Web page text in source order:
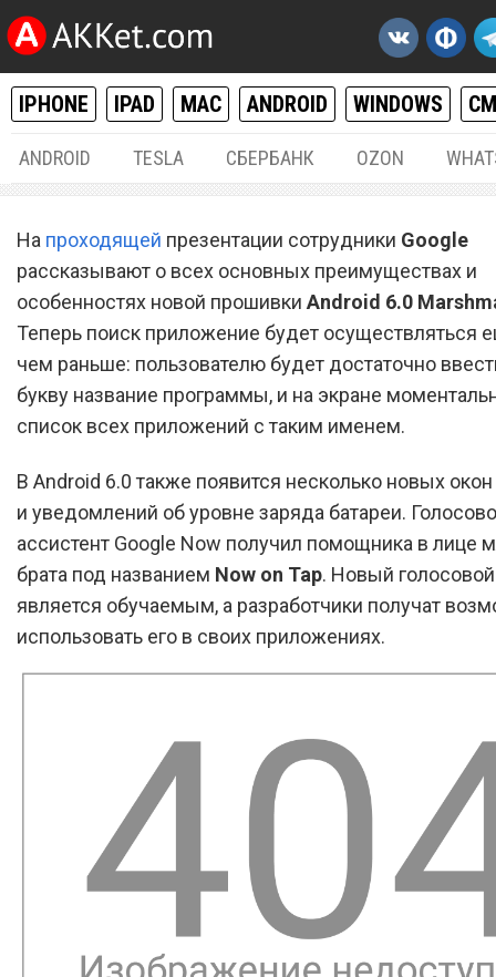
IPHONE IPAD MAC ANDROID WINDOWS
ANDROID TESLA СБЕРБАНК OZON
Основные отличая
Marshmallow от Android
На проходящей презентации сотрудники Google
рассказывают о всех основных преимуществах и
особенностях новой прошивки Android 6.0
Теперь поиск приложение будет осуществляться
чем раньше: пользователю будет достаточно
букву название программы, и на экране
список всех приложений с таким именем.
В Android 6.0 также появится несколько новых
и уведомлений об уровне заряда батареи.
ассистент Google Now получил помощника в лице
брата под названием Now on Tap. Новый
является обучаемым, а разработчики получат
использовать его в своих приложениях.